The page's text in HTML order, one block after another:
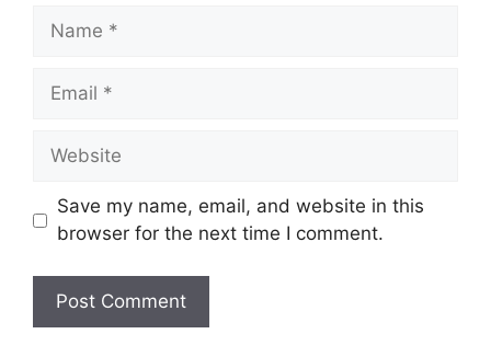
Name
Email
Website
Save my name, email, and website in this
browser for the next time I comment.